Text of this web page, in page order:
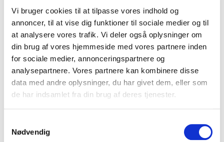
Vi bruger cookies til at tilpasse vores indhold og
annoncer, til at vise dig funktioner til sociale medier og til
at analysere vores trafik. Vi deler også oplysninger om
din brug af vores hjemmeside med vores partnere inden
for sociale medier, annonceringspartnere og
analysepartnere. Vores partnere kan kombinere disse
data med andre oplysninger, du har givet dem, eller som
de har indsamlet fra din brug af deres tjenester.
Nødvendig